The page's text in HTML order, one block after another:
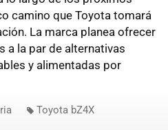
camino que Toyota tomará
La marca planea ofrecer
a la par de alternativas
y alimentadas por
Toyota bZ4X